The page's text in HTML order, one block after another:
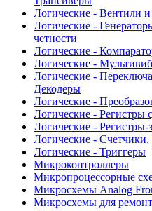
Логические - Вентили
Логические -
четности
Логические -
Логические -
Логические -
Декодеры
Логические -
Логические - Регистры
Логические - Регистры-
Логические - Счетчики,
Логические - Триггеры
Микроконтроллеры
Микропроцессорные
Микросхемы Analog
Микросхемы для